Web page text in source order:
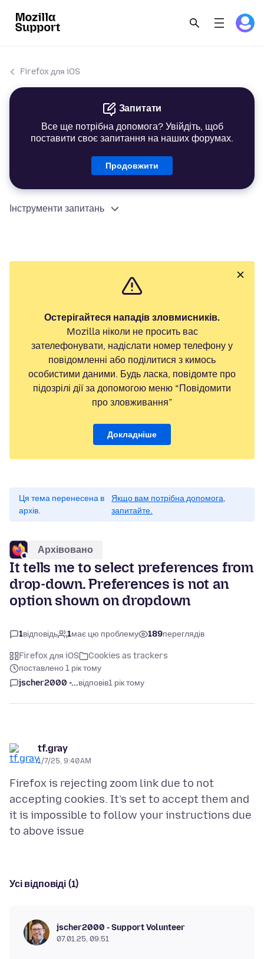
Firefox для iOS
Запитати
Все ще потрібна допомога? Увійдіть, щоб
поставити своє запитання на наших форумах.
Продовжити
Інструменти запитань
Остерігайтеся нападів зловмисників.
Mozilla ніколи не просить вас
зателефонувати, надіслати номер телефону у
повідомленні або поділитися з кимось
особистими даними. Будь ласка, повідомте про
підозрілі дії за допомогою меню “Повідомити
про зловживання”
Докладніше
Ця тема перенесена в
архів.
Якщо вам потрібна допомога,
запитайте.
Архівовано
It tells me to select preferences from
drop-down. Preferences is not an
option shown on dropdown
1відповідь 1має цю проблему 189переглядів
Firefox для iOS
Cookies as trackers
поставлено 1 рік тому
jscher2000 -...відповів1 рік тому
tf.gray
1/7/25, 9:40 AM
Firefox is rejecting zoom link due to not
accepting cookies. It’s set to accept them and
it is impossible to follow your instructions due
Усі відповіді (1)
jscher2000 - Support Volunteer
07.01.25, 09:51